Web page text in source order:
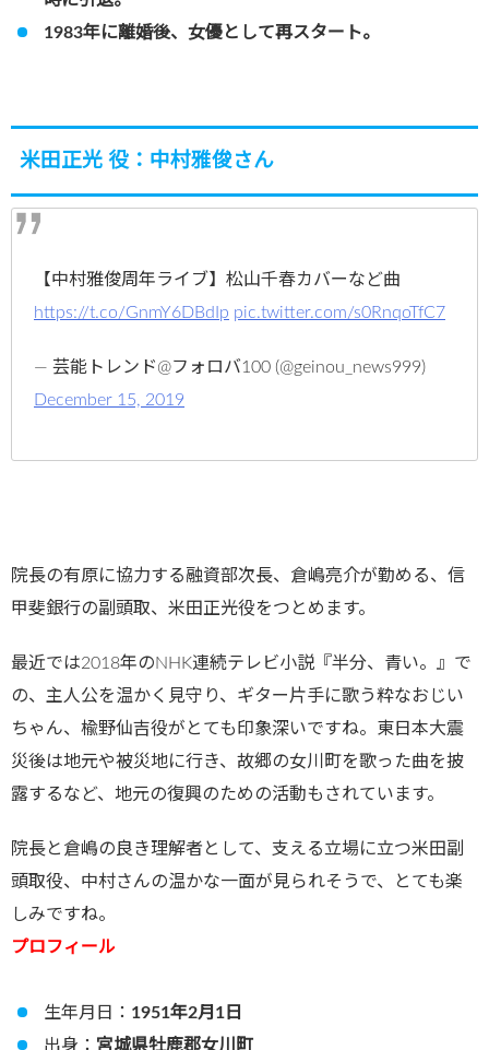
1983年に離婚後、女優として再スタート。
米田正光 役：中村雅俊さん
【中村雅俊周年ライブ】松山千春カバーなど曲
https://t.co/GnmY6DBdIp pic.twitter.com/s0RnqoTfC7
— 芸能トレンド@フォロバ100 (@geinou_news999)
December 15, 2019
院長の有原に協力する融資部次長、倉嶋亮介が勤める、信
甲斐銀行の副頭取、米田正光役をつとめます。
最近では2018年のNHK連続テレビ小説『半分、青い。』で
の、主人公を温かく見守り、ギター片手に歌う粋なおじい
ちゃん、楡野仙吉役がとても印象深いですね。東日本大震
災後は地元や被災地に行き、故郷の女川町を歌った曲を披
露するなど、地元の復興のための活動もされています。
院長と倉嶋の良き理解者として、支える立場に立つ米田副
頭取役、中村さんの温かな一面が見られそうで、とても楽
しみですね。
プロフィール
生年月日： 1951年2月1日
出身： 宮城県牡鹿郡女川町